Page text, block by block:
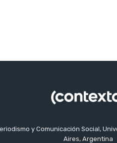
y Comunicación Social,
Aires, Argentina